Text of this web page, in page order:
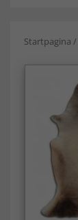
Startpagina /